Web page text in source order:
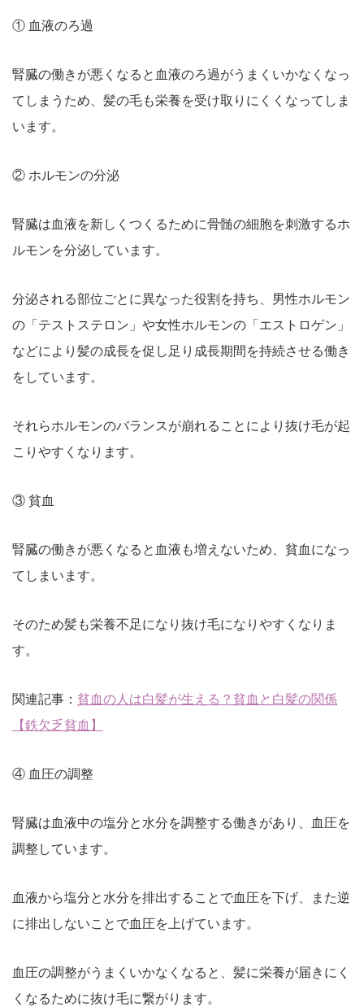
① 血液のろ過
腎臓の働きが悪くなると血液のろ過がうまくいかなくなっ
てしまうため、髪の毛も栄養を受け取りにくくなってしま
います。
② ホルモンの分泌
腎臓は血液を新しくつくるために骨髄の細胞を刺激するホ
ルモンを分泌しています。
分泌される部位ごとに異なった役割を持ち、男性ホルモン
の「テストステロン」や女性ホルモンの「エストロゲン」
などにより髪の成長を促し足り成長期間を持続させる働き
をしています。
それらホルモンのバランスが崩れることにより抜け毛が起
こりやすくなります。
③ 貧血
腎臓の働きが悪くなると血液も増えないため、貧血になっ
てしまいます。
そのため髪も栄養不足になり抜け毛になりやすくなりま
す。
関連記事： 貧血の人は白髪が生える？貧血と白髪の関係
【鉄欠乏貧血】
④ 血圧の調整
腎臓は血液中の塩分と水分を調整する働きがあり、血圧を
調整しています。
血液から塩分と水分を排出することで血圧を下げ、また逆
に排出しないことで血圧を上げています。
血圧の調整がうまくいかなくなると、髪に栄養が届きにく
くなるために抜け毛に繋がります。